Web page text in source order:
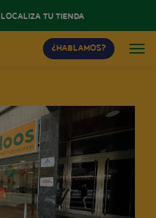
LOCALIZA TU TIENDA
¿HABLAMOS?